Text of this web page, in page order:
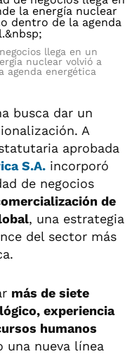
llega en un
nuclear volvió a
agenda energética
busca dar un
A
aprobada
S.A. incorporó
de negocios
de
, una estrategia
del sector más
más de siete
experiencia
humanos
una nueva línea